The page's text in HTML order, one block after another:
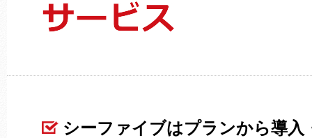
シーファイブはプランから導